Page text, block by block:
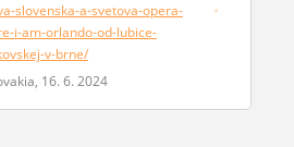
slovenska-a-svetova-opera-
i-am-orlando-od-lubice-
v-brne/
sa v novom okne)
16. 6. 2024